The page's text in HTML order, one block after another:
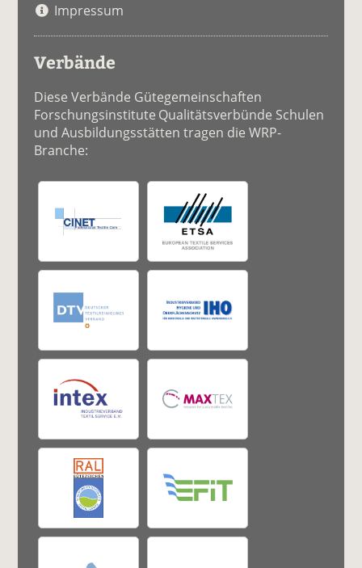
Impressum
Verbände
Diese Verbände Gütegemeinschaften
Forschungsinstitute Qualitätsverbünde Schulen
und Ausbildungsstätten tragen die WRP-
Branche: